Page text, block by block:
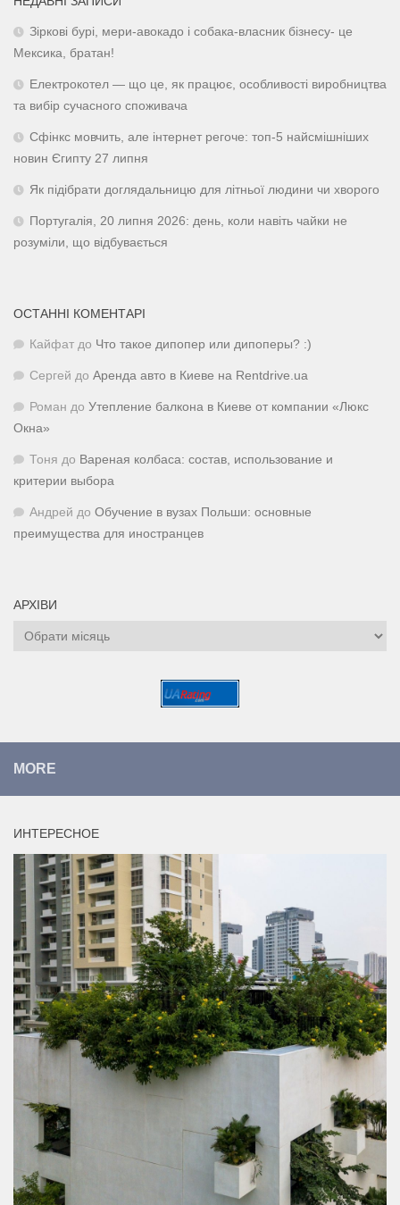
Зіркові бурі, мери-авокадо і собака-власник бізнесу- це
Мексика, братан!
Електрокотел — що це, як працює, особливості виробництва
та вибір сучасного споживача
Сфінкс мовчить, але інтернет регоче: топ-5 найсмішніших
новин Єгипту 27 липня
Як підібрати доглядальницю для літньої людини чи хворого
Португалія, 20 липня 2026: день, коли навіть чайки не
розуміли, що відбувається
ОСТАННІ КОМЕНТАРІ
Кайфат до Что такое дипопер или дипоперы? :)
Сергей до Аренда авто в Киеве на Rentdrive.ua
Роман до Утепление балкона в Киеве от компании «Люкс
Окна»
Тоня до Вареная колбаса: состав, использование и
критерии выбора
Андрей до Обучение в вузах Польши: основные
преимущества для иностранцев
АРХІВИ
Архіви
MORE
ИНТЕРЕСНОЕ